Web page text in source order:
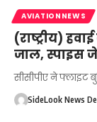
AVIATIONNEWS
(राष्ट्रीय)
जाल, स्पाइस
सीसीपीए ने
SideLook News